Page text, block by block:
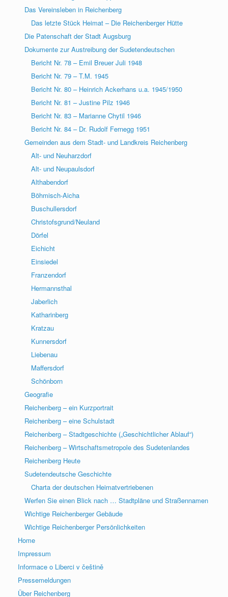
Das Vereinsleben in Reichenberg
Das letzte Stück Heimat – Die Reichenberger Hütte
Die Patenschaft der Stadt Augsburg
Dokumente zur Austreibung der Sudetendeutschen
Bericht Nr. 78 – Emil Breuer Juli 1948
Bericht Nr. 79 – T.M. 1945
Bericht Nr. 80 – Heinrich Ackerhans u.a. 1945/1950
Bericht Nr. 81 – Justine Pilz 1946
Bericht Nr. 83 – Marianne Chytil 1946
Bericht Nr. 84 – Dr. Rudolf Fernegg 1951
Gemeinden aus dem Stadt- und Landkreis Reichenberg
Alt- und Neuharzdorf
Alt- und Neupaulsdorf
Althabendorf
Böhmisch-Aicha
Buschullersdorf
Christofsgrund/Neuland
Dörfel
Eichicht
Einsiedel
Franzendorf
Hermannsthal
Jaberlich
Katharinberg
Kratzau
Kunnersdorf
Liebenau
Maffersdorf
Schönborn
Geografie
Reichenberg – ein Kurzportrait
Reichenberg – eine Schulstadt
Reichenberg – Stadtgeschichte („Geschichtlicher Ablauf“)
Reichenberg – Wirtschaftsmetropole des Sudetenlandes
Reichenberg Heute
Sudetendeutsche Geschichte
Charta der deutschen Heimatvertriebenen
Werfen Sie einen Blick nach … Stadtpläne und Straßennamen
Wichtige Reichenberger Gebäude
Wichtige Reichenberger Persönlichkeiten
Home
Impressum
Informace o Liberci v češtině
Pressemeldungen
Über Reichenberg